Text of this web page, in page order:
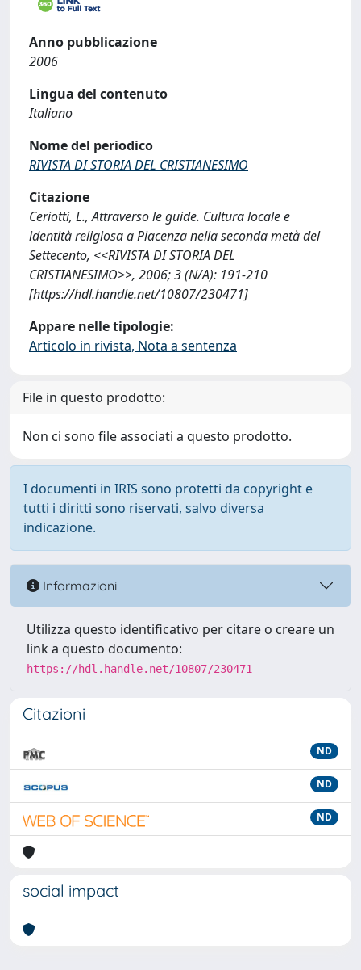
Anno pubblicazione
2006
Lingua del contenuto
Italiano
Nome del periodico
RIVISTA DI STORIA DEL CRISTIANESIMO
Citazione
Ceriotti, L., Attraverso le guide. Cultura locale e
identità religiosa a Piacenza nella seconda metà del
Settecento, <<RIVISTA DI STORIA DEL
CRISTIANESIMO>>, 2006; 3 (N/A): 191-210
[https://hdl.handle.net/10807/230471]
Appare nelle tipologie:
Articolo in rivista, Nota a sentenza
File in questo prodotto:
Non ci sono file associati a questo prodotto.
I documenti in IRIS sono protetti da copyright e
tutti i diritti sono riservati, salvo diversa
indicazione.
Informazioni
Utilizza questo identificativo per citare o creare un
link a questo documento:
https://hdl.handle.net/10807/230471
Citazioni
ND
ND
ND
social impact